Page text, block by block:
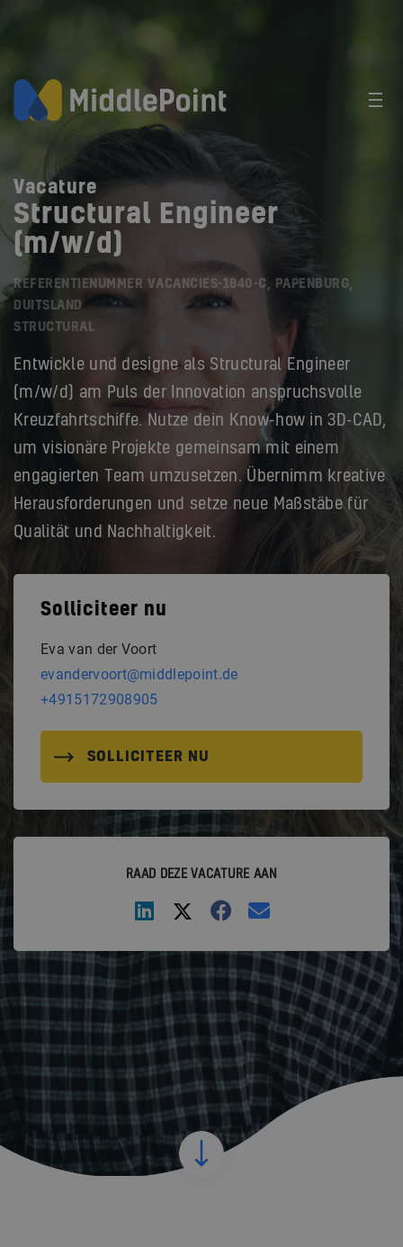
Vacature
Structural Engineer
(m/w/d)
REFERENTIENUMMER VACANCIES-1840-C, PAPENBURG,
DUITSLAND
STRUCTURAL
Entwickle und designe als Structural Engineer
(m/w/d) am Puls der Innovation anspruchsvolle
Kreuzfahrtschiffe. Nutze dein Know-how in 3D-CAD,
um visionäre Projekte gemeinsam mit einem
engagierten Team umzusetzen. Übernimm kreative
Herausforderungen und setze neue Maßstäbe für
Qualität und Nachhaltigkeit.
Solliciteer nu
Eva van der Voort
evandervoort@middlepoint.de
+4915172908905
SOLLICITEER NU
RAAD DEZE VACATURE AAN